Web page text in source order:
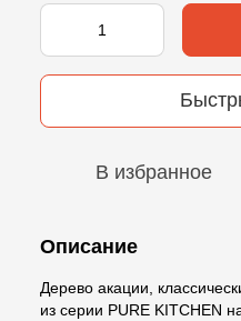
В избранное
Описание
Дерево акации,
из серии PURE KITCHEN